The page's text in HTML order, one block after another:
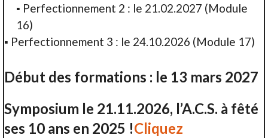
▪ Perfectionnement 2 : le 21.02.2027 (Module
16)
▪ Perfectionnement 3 : le 24.10.2026 (Module 17)
Début des formations : le 13 mars 2027
Symposium le 21.11.2026, l’A.C.S. à fêté
ses 10 ans en 2025 !Cliquez